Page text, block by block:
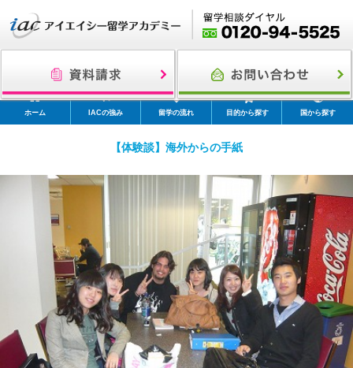
ホーム IACの強み 留学の流れ 目的から探す 国から探す
【体験談】海外からの手紙